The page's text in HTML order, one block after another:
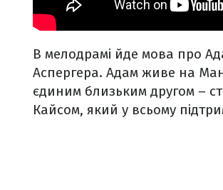
В мелодрамі йде мова про
Аспергера. Адам живе на
єдиним близьким другом –
Кайсом, який у всьому